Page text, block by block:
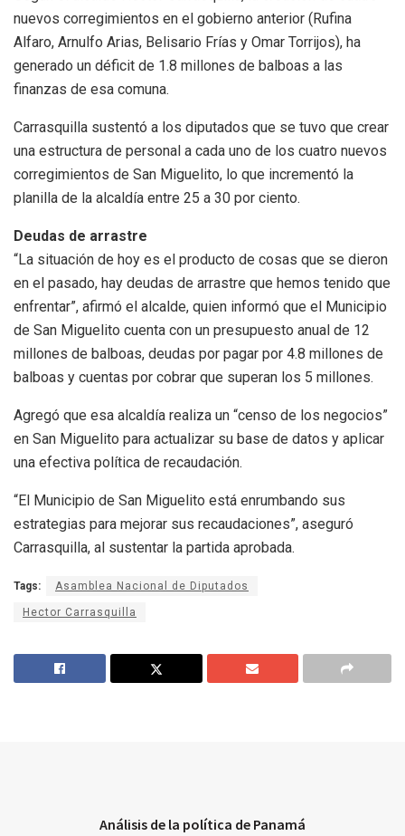
nuevos corregimientos en el gobierno anterior (Rufina
Alfaro, Arnulfo Arias, Belisario Frías y Omar Torrijos), ha
generado un déficit de 1.8 millones de balboas a las
finanzas de esa comuna.
Carrasquilla sustentó a los diputados que se tuvo que crear
una estructura de personal a cada uno de los cuatro nuevos
corregimientos de San Miguelito, lo que incrementó la
planilla de la alcaldía entre 25 a 30 por ciento.
Deudas de arrastre
“La situación de hoy es el producto de cosas que se dieron
en el pasado, hay deudas de arrastre que hemos tenido que
enfrentar”, afirmó el alcalde, quien informó que el Municipio
de San Miguelito cuenta con un presupuesto anual de 12
millones de balboas, deudas por pagar por 4.8 millones de
balboas y cuentas por cobrar que superan los 5 millones.
Agregó que esa alcaldía realiza un “censo de los negocios”
en San Miguelito para actualizar su base de datos y aplicar
una efectiva política de recaudación.
“El Municipio de San Miguelito está enrumbando sus
estrategias para mejorar sus recaudaciones”, aseguró
Carrasquilla, al sustentar la partida aprobada.
Tags: Asamblea Nacional de Diputados
Hector Carrasquilla
Análisis de la política de Panamá